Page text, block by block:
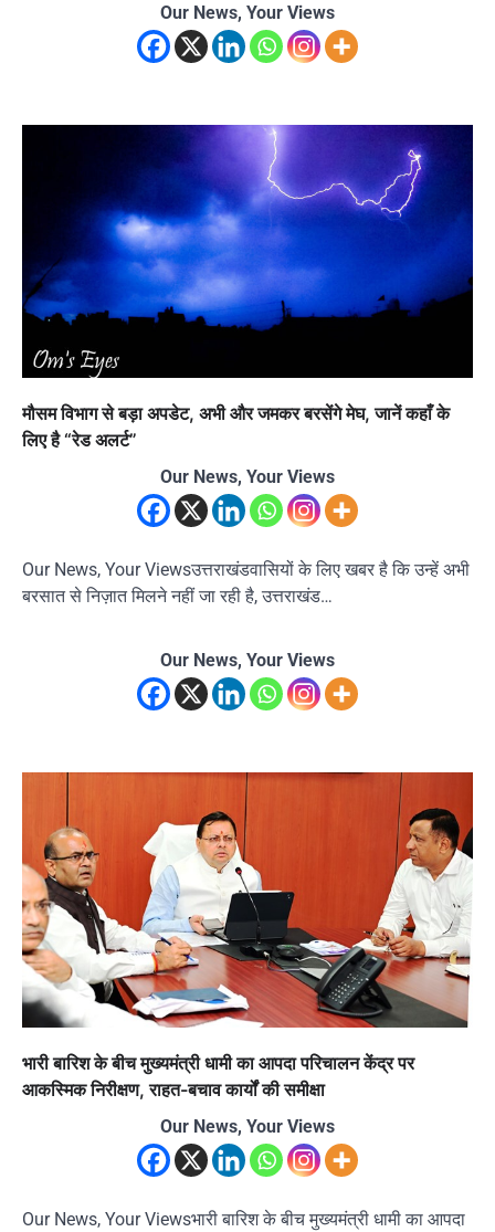
Our News, Your Views
मौसम विभाग से बड़ा अपडेट, अभी और जमकर बरसेंगे मेघ, जानें कहाँ के
लिए है “रेड अलर्ट”
Our News, Your Views
Our News, Your Viewsउत्तराखंडवासियों के लिए खबर है कि उन्हें अभी
बरसात से निज़ात मिलने नहीं जा रही है, उत्तराखंड…
Our News, Your Views
भारी बारिश के बीच मुख्यमंत्री धामी का आपदा परिचालन केंद्र पर
आकस्मिक निरीक्षण, राहत-बचाव कार्यों की समीक्षा
Our News, Your Views
Our News, Your Viewsभारी बारिश के बीच मुख्यमंत्री धामी का आपदा